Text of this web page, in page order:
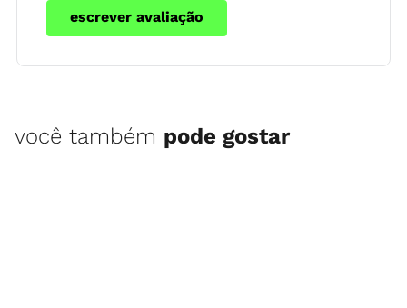
escrever avaliação
você também pode gostar